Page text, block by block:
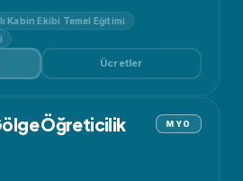
Kabin Ekibi Temel Eğitimi
Ücretler
Öğreticilik MYO